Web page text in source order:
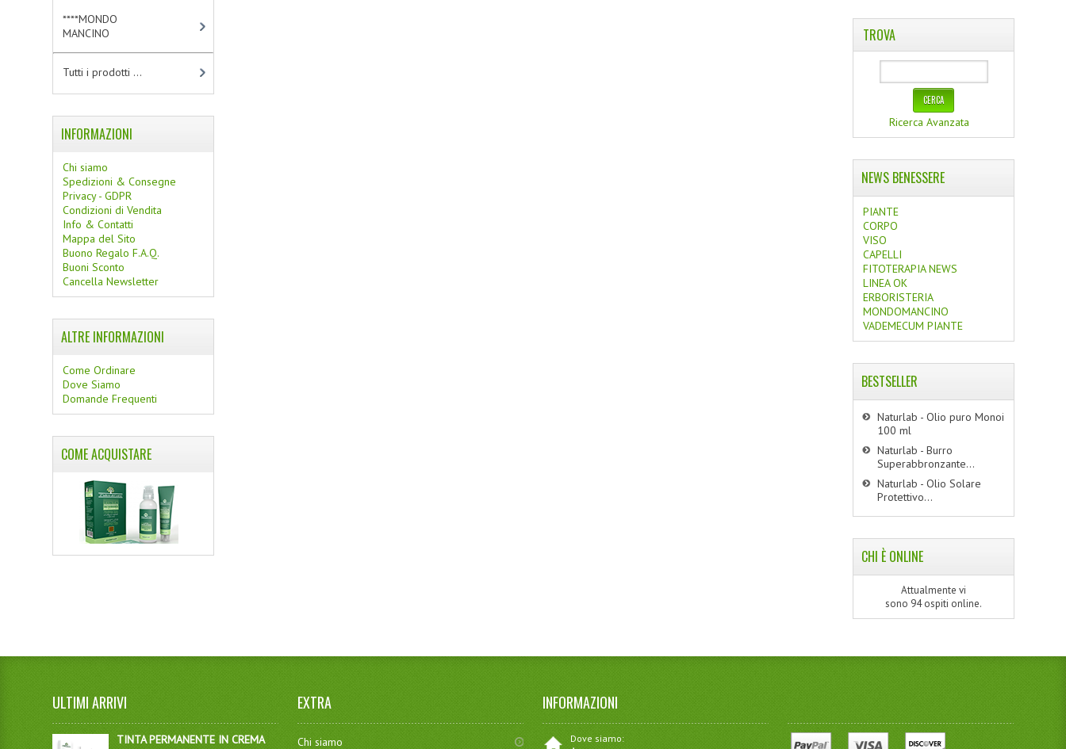
****MONDO
MANCINO
Tutti i prodotti ...
INFORMAZIONI
Chi siamo
Spedizioni & Consegne
Privacy - GDPR
Condizioni di Vendita
Info & Contatti
Mappa del Sito
Buono Regalo F.A.Q.
Buoni Sconto
Cancella Newsletter
ALTRE INFORMAZIONI
Come Ordinare
Dove Siamo
Domande Frequenti
COME ACQUISTARE
TROVA
Ricerca Avanzata
NEWS BENESSERE
PIANTE
CORPO
VISO
CAPELLI
FITOTERAPIA NEWS
LINEA OK
ERBORISTERIA
MONDOMANCINO
VADEMECUM PIANTE
BESTSELLER
Naturlab - Olio puro Monoi
100 ml
Naturlab - Burro
Superabbronzante...
Naturlab - Olio Solare
Protettivo...
CHI È ONLINE
Attualmente vi
sono 94 ospiti online.
ULTIMI ARRIVI
TINTA PERMANENTE IN CREMA
EXTRA
Chi siamo
INFORMAZIONI
Dove siamo: